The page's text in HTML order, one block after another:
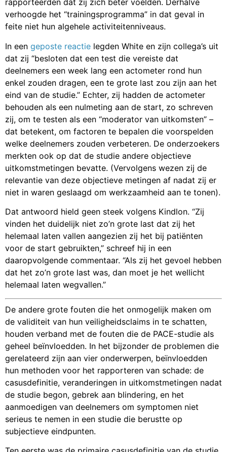
rapporteerden dat zij zich beter voelden. Derhalve
verhoogde het “trainingsprogramma” in dat geval in
feite niet hun algehele activiteitenniveaus.
In een geposte reactie legden White en zijn collega’s uit
dat zij “besloten dat een test die vereiste dat
deelnemers een week lang een actometer rond hun
enkel zouden dragen, een te grote last zou zijn aan het
eind van de studie.” Echter, zij hadden de actometer
behouden als een nulmeting aan de start, zo schreven
zij, om te testen als een “moderator van uitkomsten” –
dat betekent, om factoren te bepalen die voorspelden
welke deelnemers zouden verbeteren. De onderzoekers
merkten ook op dat de studie andere objectieve
uitkomstmetingen bevatte. (Vervolgens wezen zij de
relevantie van deze objectieve metingen af nadat zij er
niet in waren geslaagd om werkzaamheid aan te tonen).
Dat antwoord hield geen steek volgens Kindlon. “Zij
vinden het duidelijk niet zo’n grote last dat zij het
helemaal laten vallen aangezien zij het bij patiënten
voor de start gebruikten,” schreef hij in een
daaropvolgende commentaar. “Als zij het gevoel hebben
dat het zo’n grote last was, dan moet je het wellicht
helemaal laten wegvallen.”
De andere grote fouten die het onmogelijk maken om
de validiteit van hun veiligheidsclaims in te schatten,
houden verband met de fouten die de PACE-studie als
geheel beïnvloedden. In het bijzonder de problemen die
gerelateerd zijn aan vier onderwerpen, beïnvloedden
hun methoden voor het rapporteren van schade: de
casusdefinitie, veranderingen in uitkomstmetingen nadat
de studie begon, gebrek aan blindering, en het
aanmoedigen van deelnemers om symptomen niet
serieus te nemen in een studie die berustte op
subjectieve eindpunten.